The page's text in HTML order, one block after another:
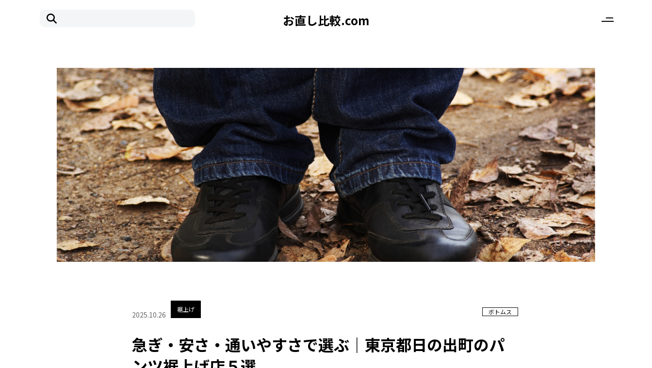
お直し比較.com
2025.10.26
裾上げ ボトムス
急ぎ・安さ・通いやすさで選ぶ｜東京都日の出町のパ